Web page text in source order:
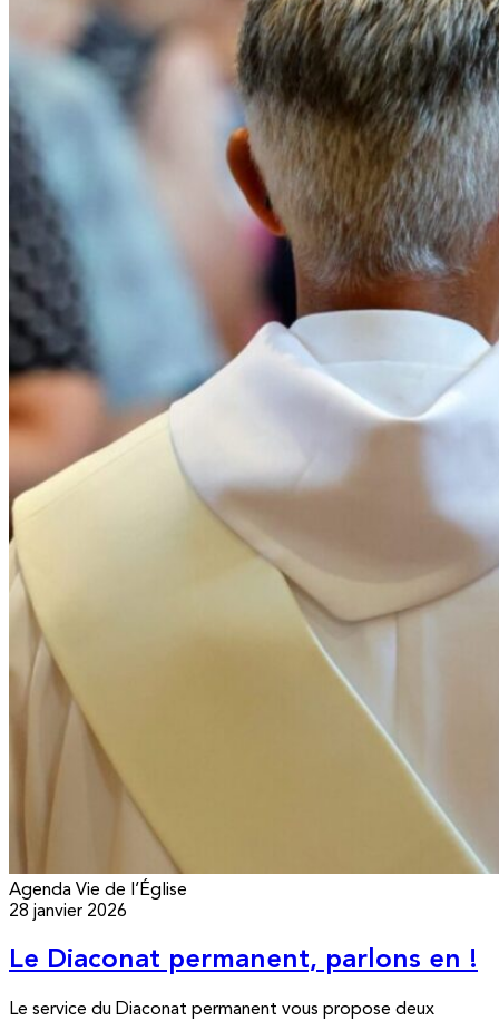
Agenda Vie de l’Église
28 janvier 2026
Le Diaconat permanent, parlons en !
Le service du Diaconat permanent vous propose deux